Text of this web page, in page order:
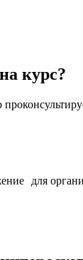
курс?
для